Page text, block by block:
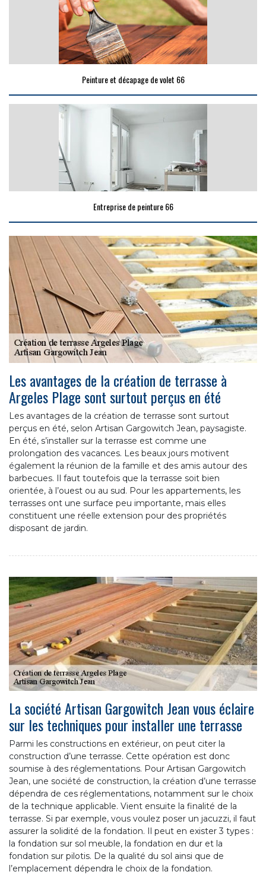
Peinture et décapage de volet 66
Entreprise de peinture 66
Les avantages de la création de terrasse à
Argeles Plage sont surtout perçus en été
Les avantages de la création de terrasse sont surtout
perçus en été, selon Artisan Gargowitch Jean, paysagiste.
En été, s’installer sur la terrasse est comme une
prolongation des vacances. Les beaux jours motivent
également la réunion de la famille et des amis autour des
barbecues. Il faut toutefois que la terrasse soit bien
orientée, à l’ouest ou au sud. Pour les appartements, les
terrasses ont une surface peu importante, mais elles
constituent une réelle extension pour des propriétés
disposant de jardin.
La société Artisan Gargowitch Jean vous éclaire
sur les techniques pour installer une terrasse
Parmi les constructions en extérieur, on peut citer la
construction d’une terrasse. Cette opération est donc
soumise à des réglementations. Pour Artisan Gargowitch
Jean, une société de construction, la création d’une terrasse
dépendra de ces réglementations, notamment sur le choix
de la technique applicable. Vient ensuite la finalité de la
terrasse. Si par exemple, vous voulez poser un jacuzzi, il faut
assurer la solidité de la fondation. Il peut en exister 3 types :
la fondation sur sol meuble, la fondation en dur et la
fondation sur pilotis. De la qualité du sol ainsi que de
l’emplacement dépendra le choix de la fondation.